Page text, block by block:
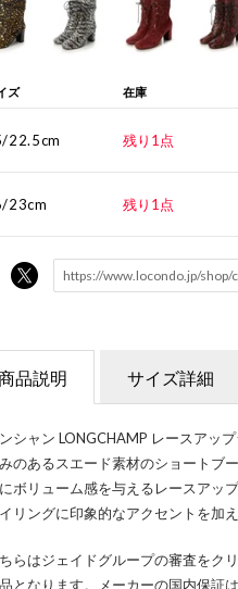
ズ 在庫
22.5cm 残り1点
23cm 残り1点
品説明 サイズ詳細
シャン LONGCHAMP レースアッ
のあるスエード素材のショートブー
ボリューム感を与えるレースアッ
リングに印象的なアクセントを加え
らはジェイドグループの審査をク
となります。メーカーの国内保証